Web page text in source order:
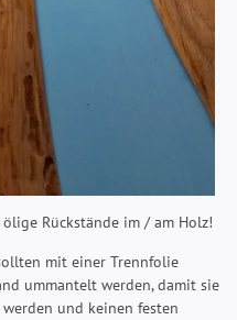
Rückstände im / am Holz!
mit einer Trennfolie
ummantelt werden, damit sie
und keinen festen